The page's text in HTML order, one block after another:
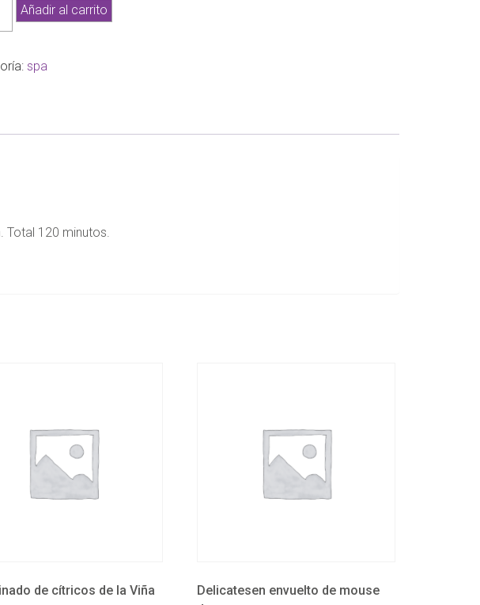
Añadir al carrito
spa
Total 120 minutos.
de cítricos de la Viña
Delicatesen envuelto de mouse